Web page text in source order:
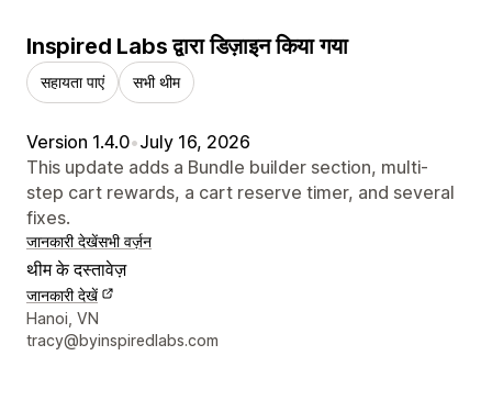
Inspired Labs द्वारा डिज़ाइन किया गया
सहायता पाएं सभी थीम
Version 1.4.0•July 16, 2026
This update adds a Bundle builder section, multi-
step cart rewards, a cart reserve timer, and several
fixes.
जानकारी देखेंसभी वर्ज़न
थीम के दस्तावेज़
जानकारी देखें
डिज़ाइनर के संपर्क की जानकारी
Hanoi, VN
tracy@byinspiredlabs.com